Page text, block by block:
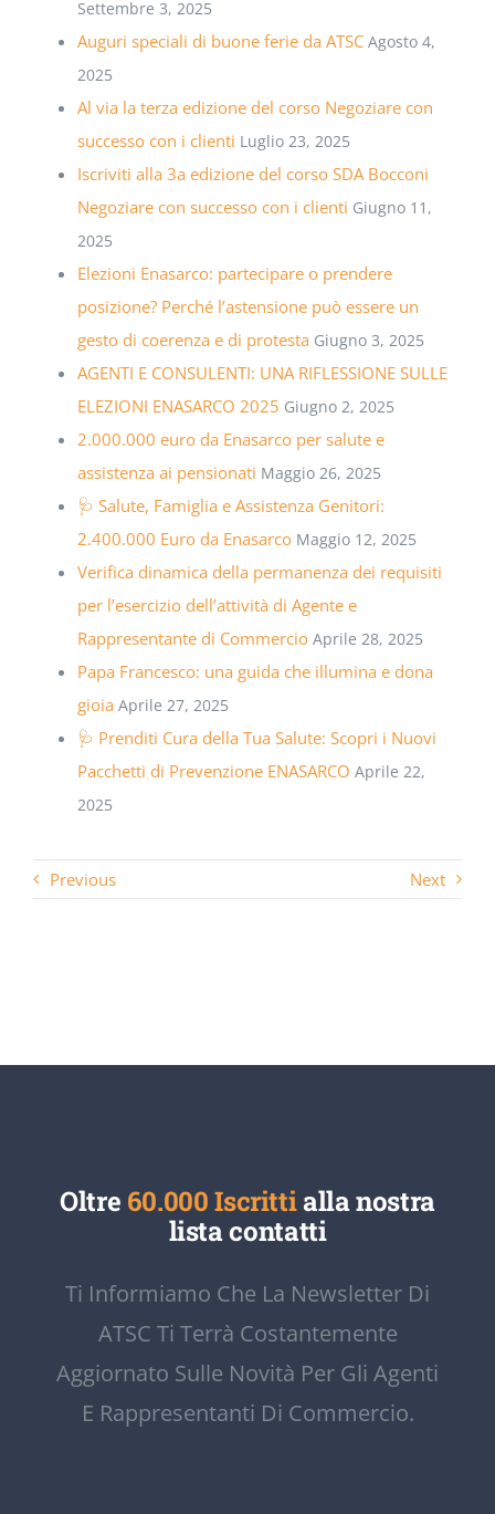
Settembre 3, 2025
Auguri speciali di buone ferie da ATSC Agosto 4,
2025
Al via la terza edizione del corso Negoziare con
successo con i clienti Luglio 23, 2025
Iscriviti alla 3a edizione del corso SDA Bocconi
Negoziare con successo con i clienti Giugno 11,
2025
Elezioni Enasarco: partecipare o prendere
posizione? Perché l’astensione può essere un
gesto di coerenza e di protesta Giugno 3, 2025
AGENTI E CONSULENTI: UNA RIFLESSIONE SULLE
ELEZIONI ENASARCO 2025 Giugno 2, 2025
2.000.000 euro da Enasarco per salute e
assistenza ai pensionati Maggio 26, 2025
🩺 Salute, Famiglia e Assistenza Genitori:
2.400.000 Euro da Enasarco Maggio 12, 2025
Verifica dinamica della permanenza dei requisiti
per l’esercizio dell’attività di Agente e
Rappresentante di Commercio Aprile 28, 2025
Papa Francesco: una guida che illumina e dona
gioia Aprile 27, 2025
🩺 Prenditi Cura della Tua Salute: Scopri i Nuovi
Pacchetti di Prevenzione ENASARCO Aprile 22,
2025
Previous Next
Oltre 60.000 Iscrittialla nostra
lista contatti
Ti Informiamo Che La Newsletter Di
ATSC Ti Terrà Costantemente
Aggiornato Sulle Novità Per Gli Agenti
E Rappresentanti Di Commercio.